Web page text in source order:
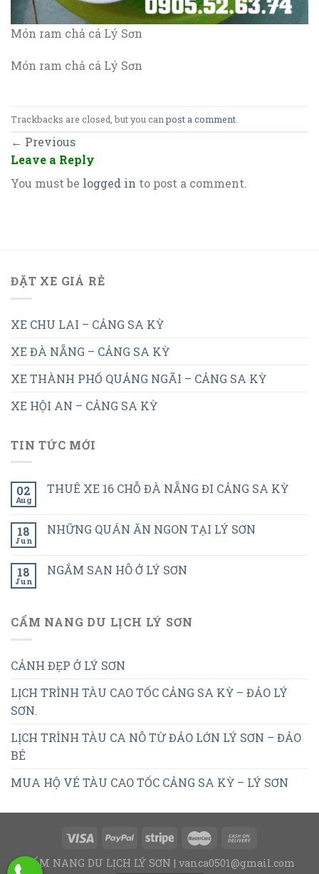
Món ram chả cá Lý Sơn
Món ram chả cá Lý Sơn
Trackbacks are closed, but you canpost a comment
← Previous
Leave a Reply
You must be logged in to post a comment.
ĐẶT XE GIÁ RẺ
XE CHU LAI – CẢNG SA KỲ
XE ĐÀ NẴNG – CẢNG SA KỲ
XE THÀNH PHỐ QUẢNG NGÃI – CẢNG SA KỲ
XE HỘI AN – CẢNG SA KỲ
TIN TỨC MỚI
02
Aug
THUÊ XE 16 CHỖ ĐÀ NẴNG ĐI CẢNG SA KỲ
18
Jun
NHỮNG QUÁN ĂN NGON TẠI LÝ SƠN
18
Jun
NGẮM SAN HÔ Ở LÝ SƠN
CẨM NANG DU LỊCH LÝ SƠN
CẢNH ĐẸP Ở LÝ SƠN
LỊCH TRÌNH TÀU CAO TỐC CẢNG SA KỲ – ĐẢO LÝ
SƠN.
LỊCH TRÌNH TÀU CA NÔ TỪ ĐẢO LỚN LÝ SƠN – ĐẢO
BÉ
MUA HỘ VÉ TÀU CAO TỐC CẢNG SA KỲ – LÝ SƠN
CẨM NANG DU LỊCH LÝ SƠN | vanca0501@gmail.com